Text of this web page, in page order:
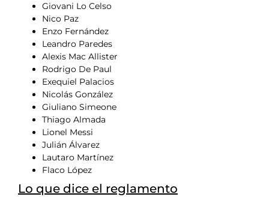
Giovani Lo Celso
Nico Paz
Enzo Fernández
Leandro Paredes
Alexis Mac Allister
Rodrigo De Paul
Exequiel Palacios
Nicolás González
Giuliano Simeone
Thiago Almada
Lionel Messi
Julián Álvarez
Lautaro Martínez
Flaco López
Lo que dice el reglamento